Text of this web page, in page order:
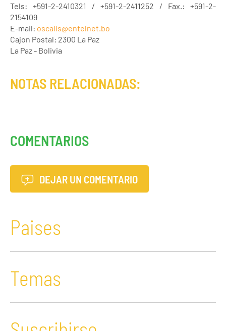
Tels: +591-2-2410321 / +591-2-2411252 / Fax.: +591-2-
2154109
E-mail: oscalis@entelnet.bo
Cajon Postal: 2300 La Paz
La Paz - Bolivia
NOTAS RELACIONADAS:
COMENTARIOS
DEJAR UN COMENTARIO
Paises
Temas